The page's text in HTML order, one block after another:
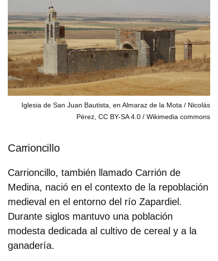
Iglesia de San Juan Bautista, en Almaraz de la Mota / Nicolás
Pérez, CC BY-SA 4.0
Wikimedia commons
Carrioncillo
Carrioncillo, también llamado Carrión de
Medina, nació en el contexto de la repoblación
medieval en el entorno del río Zapardiel .
Durante siglos mantuvo una población
modesta dedicada al cultivo de cereal y a la
ganadería.